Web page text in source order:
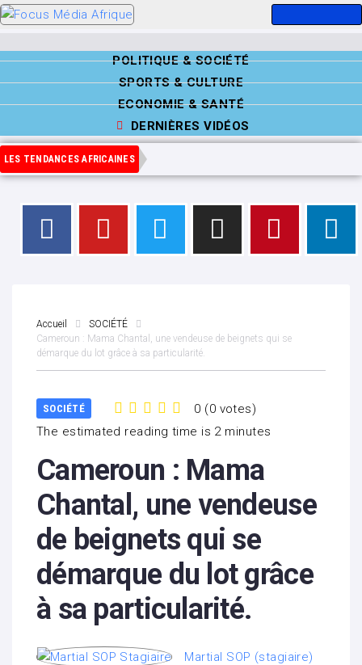
POLITIQUE & SOCIÉTÉ
SPORTS & CULTURE
ECONOMIE & SANTÉ
DERNIÈRES VIDÉOS
LES TENDANCES AFRICAINES
Accueil
SOCIÉTÉ
Cameroun : Mama Chantal, une vendeuse de beignets qui se
démarque du lot grâce à sa particularité.
SOCIÉTÉ 0 (0 votes)
The estimated reading time is 2 minutes
Cameroun : Mama
Chantal, une vendeuse
de beignets qui se
démarque du lot grâce
à sa particularité.
Martial SOP (stagiaire)